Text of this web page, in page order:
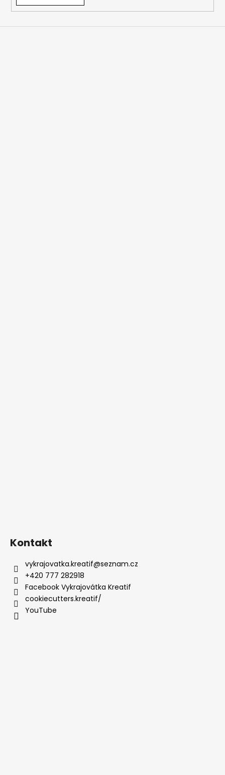
Kontakt
vykrajovatka.kreatif@seznam.cz
+420 777 282918
Facebook Vykrajovátka Kreatif
cookiecutters.kreatif/
YouTube